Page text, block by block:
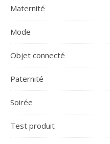
Maternité
Mode
Objet connecté
Paternité
Soirée
Test produit